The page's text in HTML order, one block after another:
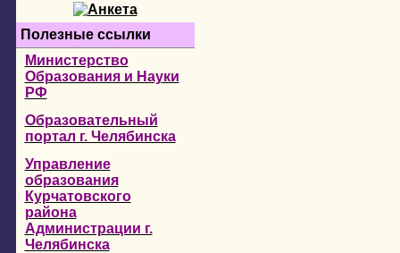
Полезные ссылки
Министерство
Образования и Науки
РФ
Образовательный
портал г. Челябинска
Управление
образования
Курчатовского
района
Администрации г.
Челябинска